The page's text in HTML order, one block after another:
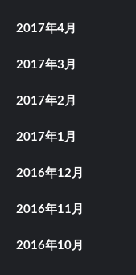
2017年4月
2017年3月
2017年2月
2017年1月
2016年12月
2016年11月
2016年10月